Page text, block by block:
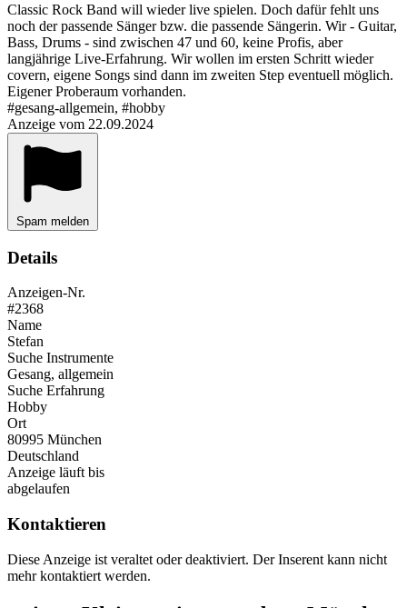
Classic Rock Band will wieder live spielen. Doch dafür fehlt uns
noch der passende Sänger bzw. die passende Sängerin. Wir - Guitar,
Bass, Drums - sind zwischen 47 und 60, keine Profis, aber
langjährige Live-Erfahrung. Wir wollen im ersten Schritt wieder
covern, eigene Songs sind dann im zweiten Step eventuell möglich.
Eigener Proberaum vorhanden.
#gesang-allgemein, #hobby
Anzeige vom 22.09.2024
Spam melden
Details
Anzeigen-Nr.
#2368
Name
Stefan
Suche Instrumente
Gesang, allgemein
Suche Erfahrung
Hobby
Ort
80995 München
Deutschland
Anzeige läuft bis
abgelaufen
Kontaktieren
Diese Anzeige ist veraltet oder deaktiviert. Der Inserent kann nicht
mehr kontaktiert werden.